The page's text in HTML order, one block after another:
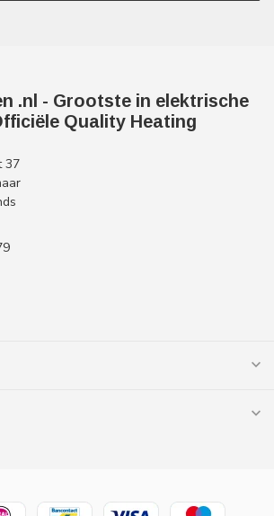
.nl - Grootste in elektrische
Quality Heating
37